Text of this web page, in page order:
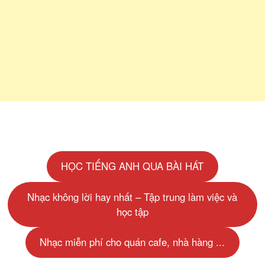
HỌC TIẾNG ANH QUA BÀI HÁT
Nhạc không lời hay nhất – Tập trung làm việc và
học tập
Nhạc miễn phí cho quán cafe, nhà hàng ...